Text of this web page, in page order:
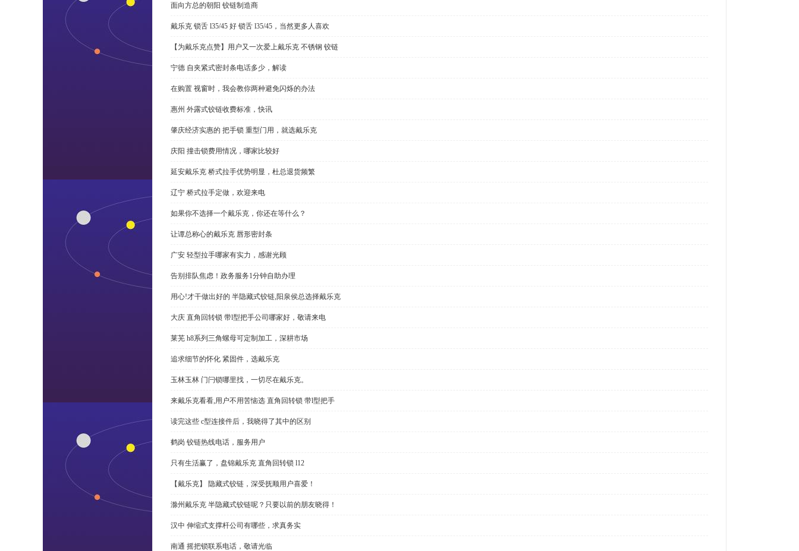
面向方总的朝阳 铰链制造商
戴乐克 锁舌 l35/45 好 锁舌 l35/45，当然更多人喜欢
【为戴乐克点赞】用户又一次爱上戴乐克 不锈钢 铰链
宁德 自夹紧式密封条电话多少，解读
在购置 视窗时，我会教你两种避免闪烁的办法
惠州 外露式铰链收费标准，快讯
肇庆经济实惠的 把手锁 重型门用，就选戴乐克
庆阳 撞击锁费用情况，哪家比较好
延安戴乐克 桥式拉手优势明显，杜总退货频繁
辽宁 桥式拉手定做，欢迎来电
如果你不选择一个戴乐克，你还在等什么？
让谭总称心的戴乐克 唇形密封条
广安 轻型拉手哪家有实力，感谢光顾
告别排队焦虑！政务服务1分钟自助办理
用心!才干做出好的 半隐藏式铰链,阳泉侯总选择戴乐克
大庆 直角回转锁 带l型把手公司哪家好，敬请来电
莱芜 h8系列三角螺母可定制加工，深耕市场
追求细节的怀化 紧固件，选戴乐克
玉林玉林 门闩锁哪里找，一切尽在戴乐克。
来戴乐克看看,用户不用苦恼选 直角回转锁 带l型把手
读完这些 c型连接件后，我晓得了其中的区别
鹤岗 铰链热线电话，服务用户
只有生活赢了，盘锦戴乐克 直角回转锁 l12
【戴乐克】 隐藏式铰链，深受抚顺用户喜爱！
滁州戴乐克 半隐藏式铰链呢？只要以前的朋友晓得！
汉中 伸缩式支撑杆公司有哪些，求真务实
南通 摇把锁联系电话，敬请光临